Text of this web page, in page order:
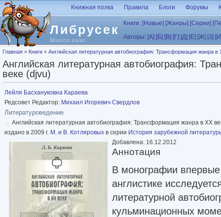
Перейти к основному содержанию
Либрусек
Много книг
Книжная полка Правила Блоги Форумы
Книги: [Новые] [Жанры] [Серии]
Авторы: [А] [Б] [В] [Г] [Д] [Е] [Ж] [З]
Вы здесь
Главная » Книги » Английская литературная автобиография: Трансформация жанра в
Английская литературная автобиография:
веке (djvu)
Лейля Басхануковна Караева
Редсовет Редактор: Михаил Игоревич Свердлов
Литературоведение
Английская литературная автобиография: Трансформация жанра в XX
издано в 2009 г. М. и В. Котляровых в серии История зарубежной
Добавлена: 16.12.2012
Аннотация
В монографии впервые
англистике
литературной
кульминационных